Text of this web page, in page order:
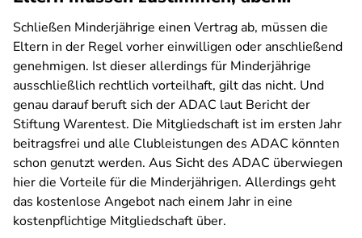
Schließen Minderjährige einen Vertrag ab, müssen die
Eltern in der Regel vorher einwilligen oder anschließend
genehmigen. Ist dieser allerdings für Minderjährige
ausschließlich rechtlich vorteilhaft, gilt das nicht. Und
genau darauf beruft sich der ADAC laut Bericht der
Stiftung Warentest. Die Mitgliedschaft ist im ersten Jahr
beitragsfrei und alle Clubleistungen des ADAC könnten
schon genutzt werden. Aus Sicht des ADAC überwiegen
hier die Vorteile für die Minderjährigen. Allerdings geht
das kostenlose Angebot nach einem Jahr in eine
kostenpflichtige Mitgliedschaft über.